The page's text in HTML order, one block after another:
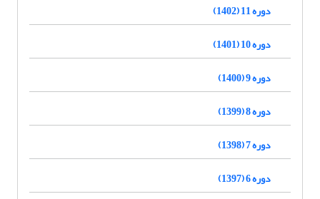
دوره 11 (1402)
دوره 10 (1401)
دوره 9 (1400)
دوره 8 (1399)
دوره 7 (1398)
دوره 6 (1397)